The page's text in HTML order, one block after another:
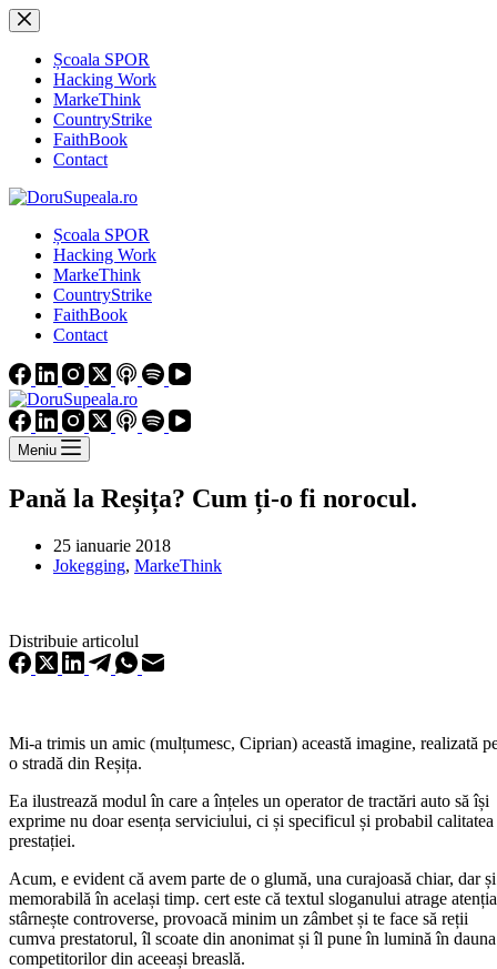
Sari
la
conținutȘcoala SPOR
Hacking Work
MarkeThink
CountryStrike
FaithBook
Contact
Școala SPOR
Hacking Work
MarkeThink
CountryStrike
FaithBook
Contact
Meniu
Pană la Reșița? Cum ți-o fi norocul.
25 ianuarie 2018
Jokegging, MarkeThink
Distribuie articolul
Mi-a trimis un amic (mulțumesc, Ciprian) această imagine, realizată
o stradă din Reșița.
Ea ilustrează modul în care a înțeles un operator de tractări auto să își
exprime nu doar esența serviciului, ci și specificul și probabil calitatea
prestației.
Acum, e evident că avem parte de o glumă, una curajoasă chiar, dar și
memorabilă în același timp. cert este că textul sloganului atrage
stârnește controverse, provoacă minim un zâmbet și te face să reții
cumva prestatorul, îl scoate din anonimat și îl pune în lumină în dauna
competitorilor din aceeași breaslă.